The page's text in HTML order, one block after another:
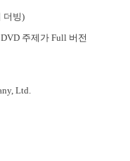
더빙)
주제가 Full 버전
Ltd.